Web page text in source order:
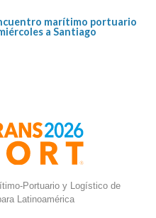
marítimo portuario
a Santiago
Portuario y Logístico de
Latinoamérica